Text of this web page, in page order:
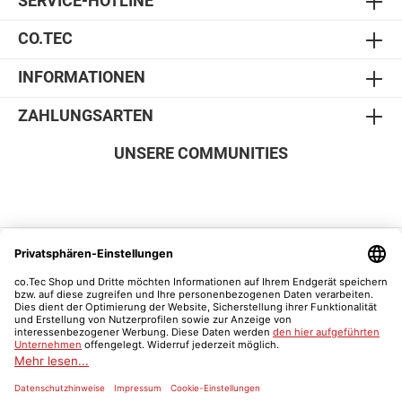
CO.TEC
INFORMATIONEN
ZAHLUNGSARTEN
SICHER EINKAUFEN
UNSERE COMMUNITIES